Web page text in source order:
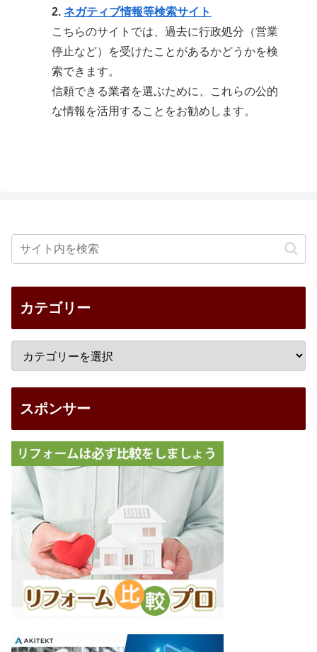
2.ネガティブ情報等検索サイト
こちらのサイトでは、過去に行政処分（営業
停止など）を受けたことがあるかどうかを検
索できます。
信頼できる業者を選ぶために、これらの公的
な情報を活用することをお勧めします。
カテゴリー
スポンサー